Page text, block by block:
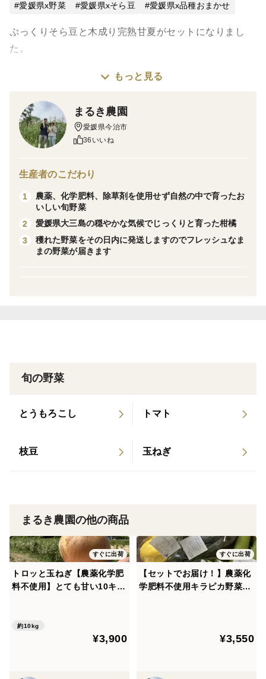
愛媛県x野菜
愛媛県xそら豆 愛媛県x品種おまかせ
ぷっくりそら豆と木成り完熟甘夏がセットになりまし
た。
感！雑味がなくそら豆本来の味をお楽しみいただけま
す。そのままグリルやフライパンでさや付きのまま焼く
のがおすすめ！豆ごはんや添え物で彩りにもなります。
《栽培》農薬、化学肥料を使用しておらず約10年自家採
取した種を譲り受け育てたそら豆です。
《産地》愛媛県今治市大三島で栽培しており、一年を通
穫れたてのはじけるフレッシュなつぶ感とジューシーさ
まるき農園の甘夏は味の濃く酸味のバラスがいいので
柑橘栽培に適した愛媛大三島で育った甘夏
農薬化学肥料不使用で皮まで使えます。
農薬や肥料を使用せず栽培しています。
剪定や摘果を行い一つの実に味の美味しさが行くように
しています。
草や木なとを細かく粉砕し良質な土づくりをしていま
木成り完熟甘夏は皮まで使える
もっと見る
まるき農園
愛媛県今治市
36いいね
生産者のこだわり
1
農薬、化学肥料、除草剤を使用せず自然の中で育ったお
いしい旬野菜
2
愛媛県大三島の穏やかな気候でじっくりと育った柑橘
3
穫れた野菜をその日内に発送しますのでフレッシュなま
まの野菜が届きます
旬の野菜
とうもろこし トマト
枝豆 玉ねぎ
まるき農園の他の商品
すぐに出荷
トロッと玉ねぎ【農薬化学肥
料不使用】とても甘い10キロ
約10kg
¥3,900
すぐに出荷
【セットでお届け！】農薬化
学肥料不使用キラピカ野菜B
¥3,550